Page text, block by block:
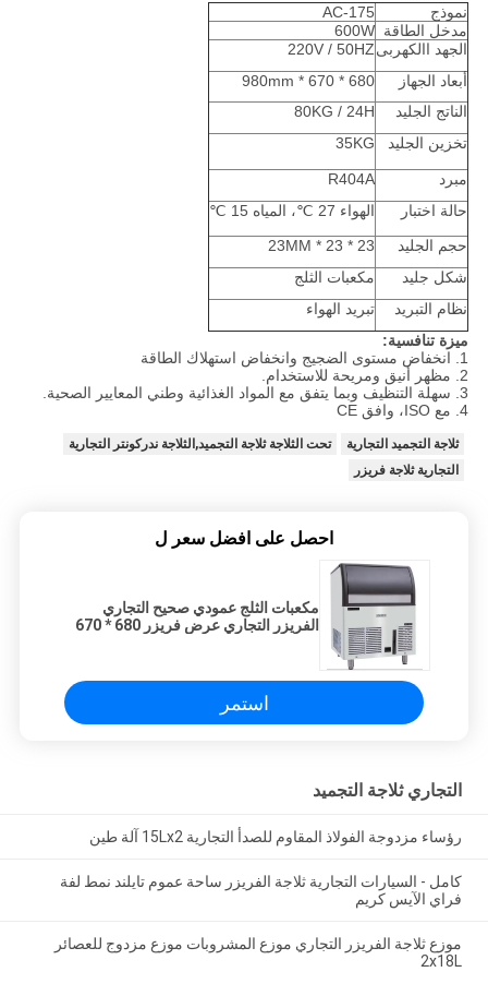
نموذج
AC-175
مدخل الطاقة 600W
الجهد االكهربى220V / 50HZ
أبعاد الجهاز
680 * 670 * 980mm
الناتج الجليد
80KG / 24H
تخزين الجليد
35KG
مبرد
R404A
حالة اختبار
الهواء 27 ℃، المياه 15 ℃
حجم الجليد
23 * 23 * 23MM
شكل جليد
مكعبات الثلج
نظام التبريد
تبريد الهواء
ميزة تنافسية:
1. انخفاض مستوى الضجيج وانخفاض استهلاك الطاقة
2. مظهر أنيق ومريحة للاستخدام.
3. سهلة التنظيف وبما يتفق مع المواد الغذائية وطني المعايير الصحية.
4. مع ISO، وافق CE
ثلاجة التجميد التجارية
تحت الثلاجة ثلاجة التجميد,الثلاجة ندركونتر التجارية
التجارية ثلاجة فريزر
احصل على افضل سعر ل
مكعبات الثلج عمودي صحيح التجاري
الفريزر التجاري عرض فريزر 680 * 670
استمر
التجاري ثلاجة التجميد
رؤساء مزدوجة الفولاذ المقاوم للصدأ التجارية 15Lx2 آلة طين
كامل - السيارات التجارية ثلاجة الفريزر ساحة عموم تايلند نمط لفة
فراي الآيس كريم
موزع ثلاجة الفريزر التجاري موزع المشروبات موزع مزدوج للعصائر
2x18L